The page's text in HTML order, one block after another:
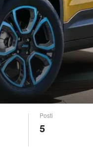
Posti
5